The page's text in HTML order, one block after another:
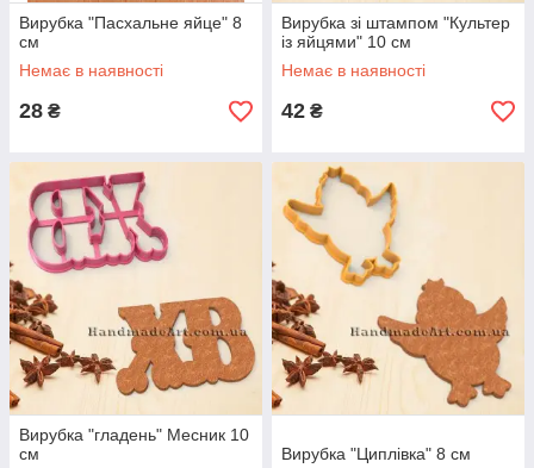
Вирубка "Пасхальне яйце" 8
см
Немає в наявності
28 ₴
Вирубка зі штампом "Культер
із яйцями" 10 см
Немає в наявності
42 ₴
Вирубка "гладень" Месник 10
см
Вирубка "Циплівка" 8 см